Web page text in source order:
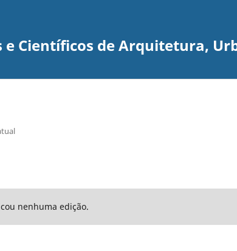
Científicos de Arquitetura,
nenhuma edição.